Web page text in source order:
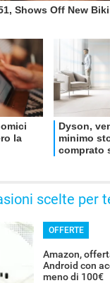
scelte per
OFFERTE
Amazon,
Android con
meno di 100€